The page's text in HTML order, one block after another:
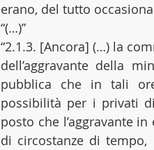
erano, del tutto
“(…)”
“2.1.3. [Ancora] (…) la
dell’aggravante della
pubblica che in tali
possibilità per i privati
posto che l’aggravante
di circostanze di